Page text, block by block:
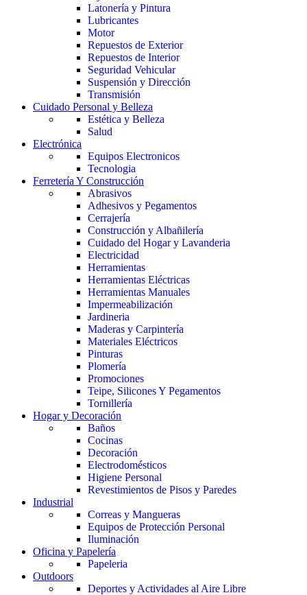
Latonería y Pintura
Lubricantes
Motor
Repuestos de Exterior
Repuestos de Interior
Seguridad Vehicular
Suspensión y Dirección
Transmisión
Cuidado Personal y Belleza
Estética y Belleza
Salud
Electrónica
Equipos Electronicos
Tecnologia
Ferretería Y Construcción
Abrasivos
Adhesivos y Pegamentos
Cerrajería
Construcción y Albañilería
Cuidado del Hogar y Lavanderia
Electricidad
Herramientas
Herramientas Eléctricas
Herramientas Manuales
Impermeabilización
Jardineria
Maderas y Carpintería
Materiales Eléctricos
Pinturas
Plomería
Promociones
Teipe, Silicones Y Pegamentos
Tornillería
Hogar y Decoración
Baños
Cocinas
Decoración
Electrodomésticos
Higiene Personal
Revestimientos de Pisos y Paredes
Industrial
Correas y Mangueras
Equipos de Protección Personal
Iluminación
Oficina y Papelería
Papeleria
Outdoors
Deportes y Actividades al Aire Libre